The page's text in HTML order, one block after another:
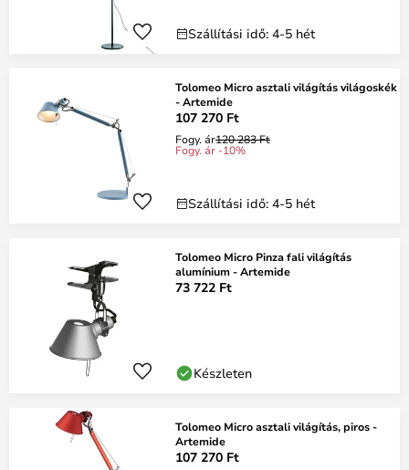
Szállítási idő: 4-5 hét
Tolomeo Micro asztali világítás világoskék
- Artemide
107 270 Ft
Fogy. ár120 283 Ft
Fogy. ár -10%
Szállítási idő: 4-5 hét
Tolomeo Micro Pinza fali világítás
alumínium - Artemide
73 722 Ft
Készleten
Tolomeo Micro asztali világítás, piros -
Artemide
107 270 Ft